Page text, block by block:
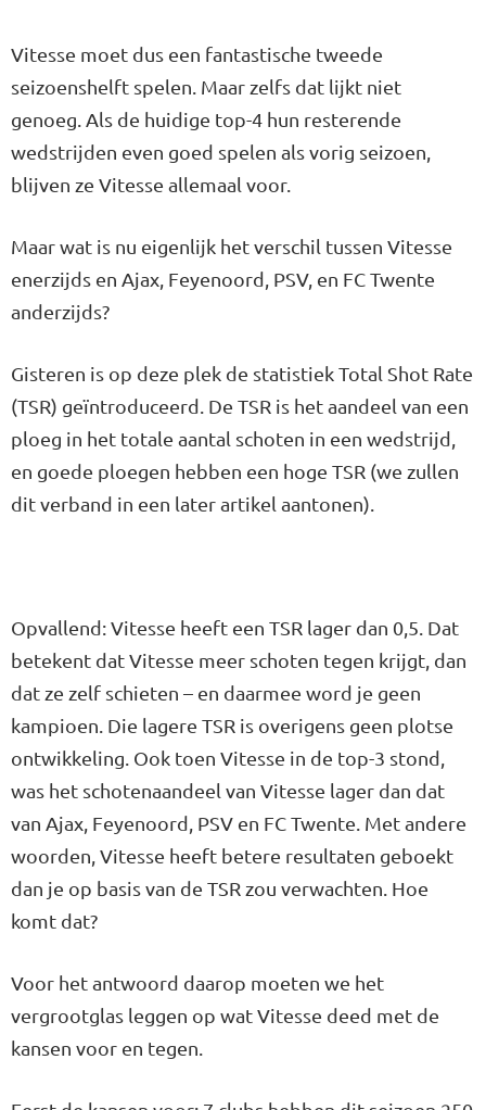
Vitesse moet dus een fantastische tweede
seizoenshelft spelen. Maar zelfs dat lijkt niet
genoeg. Als de huidige top-4 hun resterende
wedstrijden even goed spelen als vorig seizoen,
blijven ze Vitesse allemaal voor.
Maar wat is nu eigenlijk het verschil tussen Vitesse
enerzijds en Ajax, Feyenoord, PSV, en FC Twente
anderzijds?
Gisteren is op deze plek de statistiek Total Shot Rate
(TSR) geïntroduceerd. De TSR is het aandeel van een
ploeg in het totale aantal schoten in een wedstrijd,
en goede ploegen hebben een hoge TSR (we zullen
dit verband in een later artikel aantonen).
Opvallend: Vitesse heeft een TSR lager dan 0,5. Dat
betekent dat Vitesse meer schoten tegen krijgt, dan
dat ze zelf schieten – en daarmee word je geen
kampioen. Die lagere TSR is overigens geen plotse
ontwikkeling. Ook toen Vitesse in de top-3 stond,
was het schotenaandeel van Vitesse lager dan dat
van Ajax, Feyenoord, PSV en FC Twente. Met andere
woorden, Vitesse heeft betere resultaten geboekt
dan je op basis van de TSR zou verwachten. Hoe
komt dat?
Voor het antwoord daarop moeten we het
vergrootglas leggen op wat Vitesse deed met de
kansen voor en tegen.